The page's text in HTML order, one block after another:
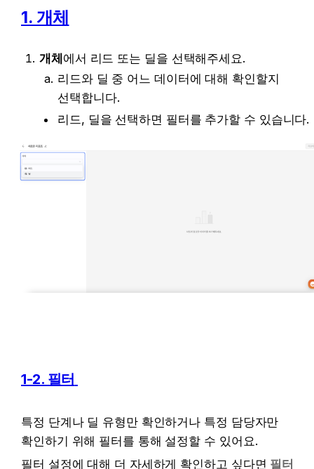
1. 개체
개체에서 리드 또는 딜을 선택해주세요.
리드와 딜 중 어느 데이터에 대해 확인할지
선택합니다.
리드, 딜을 선택하면 필터를 추가할 수 있습니다.
1-2. 필터
특정 단계나 딜 유형만 확인하거나 특정 담당자만
확인하기 위해 필터를 통해 설정할 수 있어요.
필터 설정에 대해 더 자세하게 확인하고 싶다면 필터